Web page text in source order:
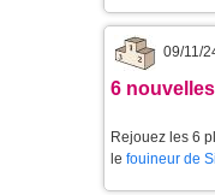
09/11/
6
Rejouez les 6
le fouineur de